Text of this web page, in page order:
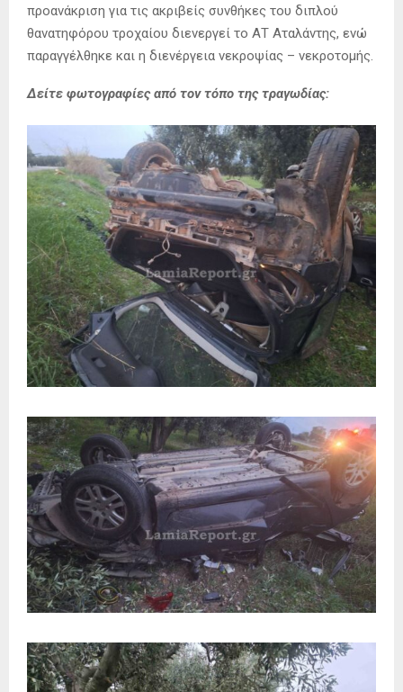
προανάκριση για τις ακριβείς συνθήκες του διπλού
θανατηφόρου τροχαίου διενεργεί το ΑΤ Αταλάντης, ενώ
παραγγέλθηκε και η διενέργεια νεκροψίας – νεκροτομής.
Δείτε φωτογραφίες από τον τόπο της τραγωδίας: